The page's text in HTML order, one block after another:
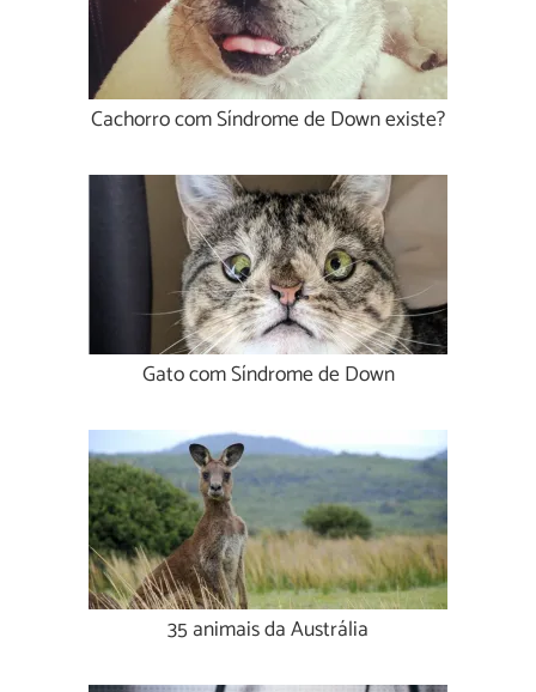
Cachorro com Síndrome de Down existe?
Gato com Síndrome de Down
35 animais da Austrália